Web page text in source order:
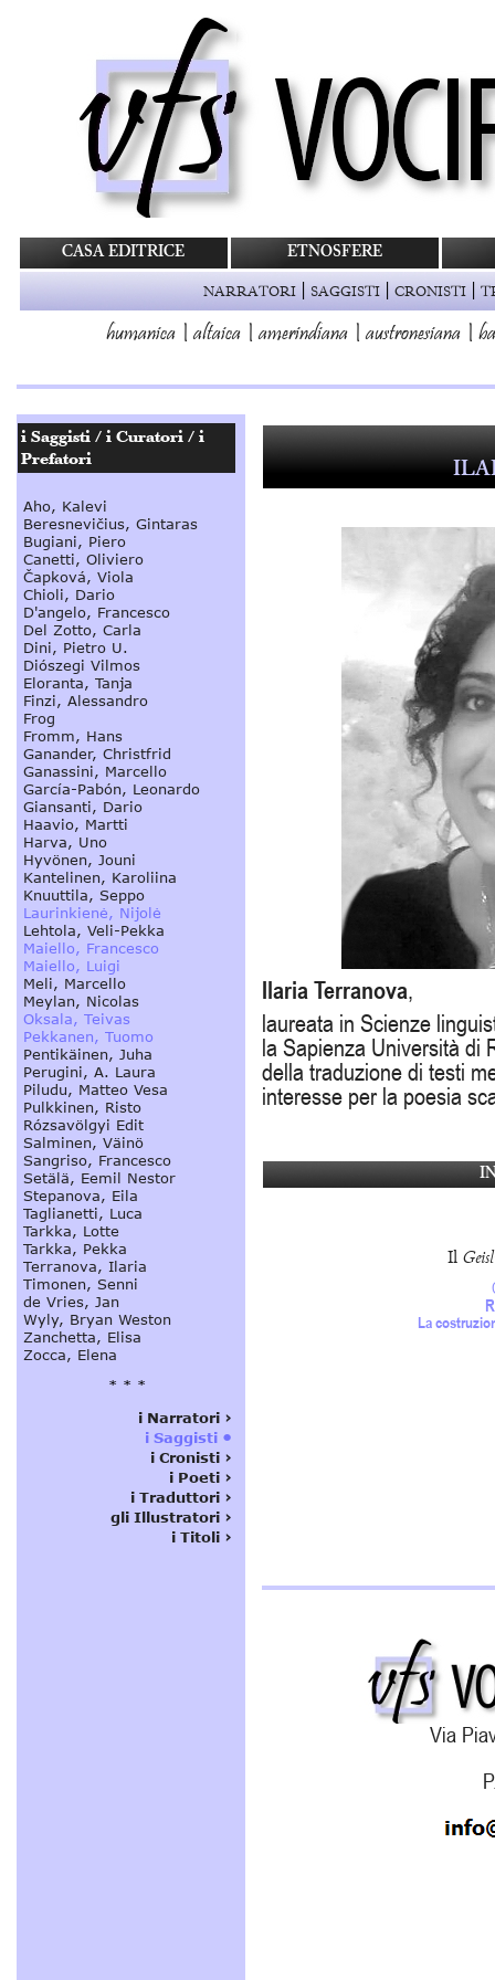
CASA EDITRICE ETNOSFERE
NARRATORI | SAGGISTI | CRONISTI |
humanica |altaica |amerindiana |austronesiana |
Ilaria Terranova,
laureata in Scienze
la Sapienza Università di
della traduzione di testi
interesse per la poesia
Il
La
Via